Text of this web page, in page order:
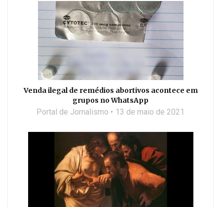
Venda ilegal de remédios abortivos acontece em
grupos no WhatsApp
Portal de Jornalismo 13 de maio de 2021